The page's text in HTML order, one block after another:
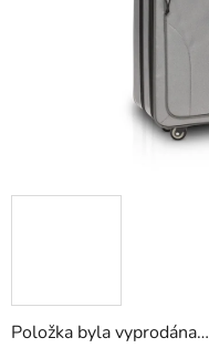
Položka byla vyprodána…